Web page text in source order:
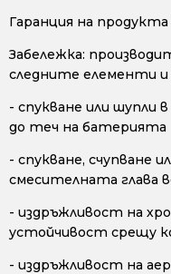
Гаранция на продукта
Забележка:
следните елементи
- спукване или шупли
до теч на батерията
- спукване, счупване
смесителната глава
- издръжливост на
устойчивост срещу
- издръжливост на